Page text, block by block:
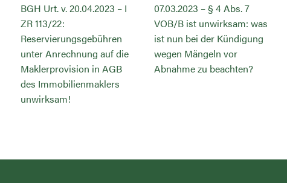
BGH Urt. v. 20.04.2023 – I
ZR 113/22:
Reservierungsgebühren
unter Anrechnung auf die
Maklerprovision in AGB
des Immobilienmaklers
unwirksam!
07.03.2023 – § 4 Abs. 7
VOB/B ist unwirksam: was
ist nun bei der Kündigung
wegen Mängeln vor
Abnahme zu beachten?